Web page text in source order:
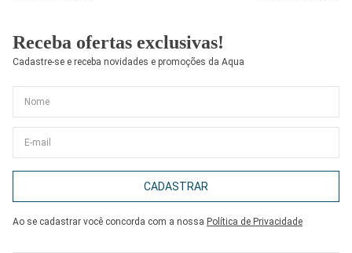
Receba ofertas exclusivas!
Cadastre-se e receba novidades e promoções da Aqua
CADASTRAR
Ao se cadastrar você concorda com a nossa Política de Privacidade